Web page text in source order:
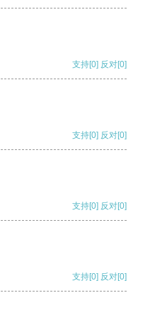
支持[0] 反对[0]
支持[0] 反对[0]
支持[0] 反对[0]
支持[0] 反对[0]